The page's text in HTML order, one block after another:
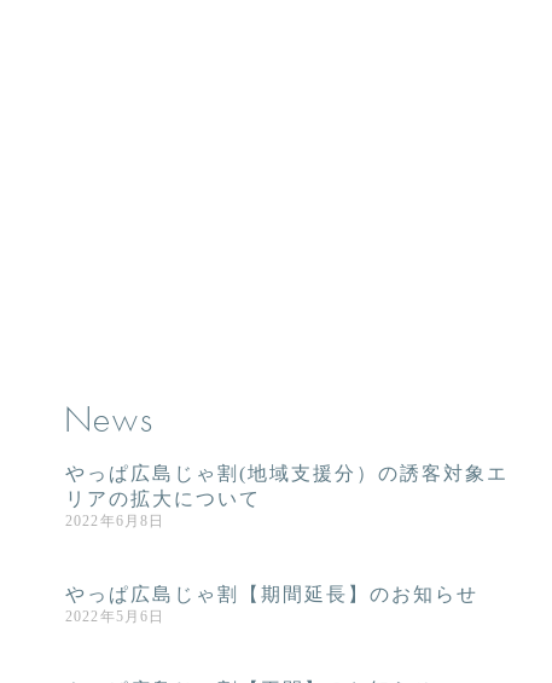
News
やっぱ広島じゃ割(地域支援分）の誘客対象エ
リアの拡大について
2022年6月8日
やっぱ広島じゃ割【期間延長】のお知らせ
2022年5月6日